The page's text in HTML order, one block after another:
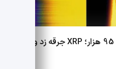
جهش بیت کوین تا آستانه 95 هزار؛ XRP جرقه زد و